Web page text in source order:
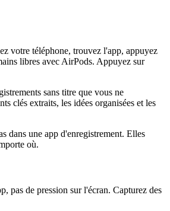
votre téléphone, trouvez l'app, appuyez
libres avec AirPods. Appuyez sur
sans titre que vous ne
clés extraits, les idées organisées et les
dans une app d'enregistrement. Elles
où.
pas de pression sur l'écran. Capturez des